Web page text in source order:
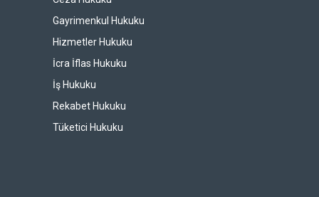
Gayrimenkul Hukuku
Hizmetler Hukuku
İcra İflas Hukuku
İş Hukuku
Rekabet Hukuku
Tüketici Hukuku